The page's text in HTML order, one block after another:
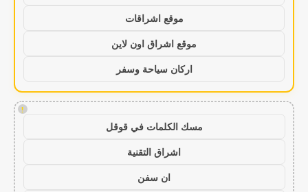
موقع اشراقات
موقع اشراق اون لاين
اركان سياحة وسفر
!
مسك الكلمات في قوقل
اشراق التقنية
ان سفن